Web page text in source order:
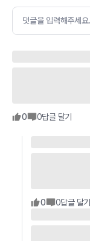
댓글을 입력해주세요.
0 0답글 달기
0 0답글 달기